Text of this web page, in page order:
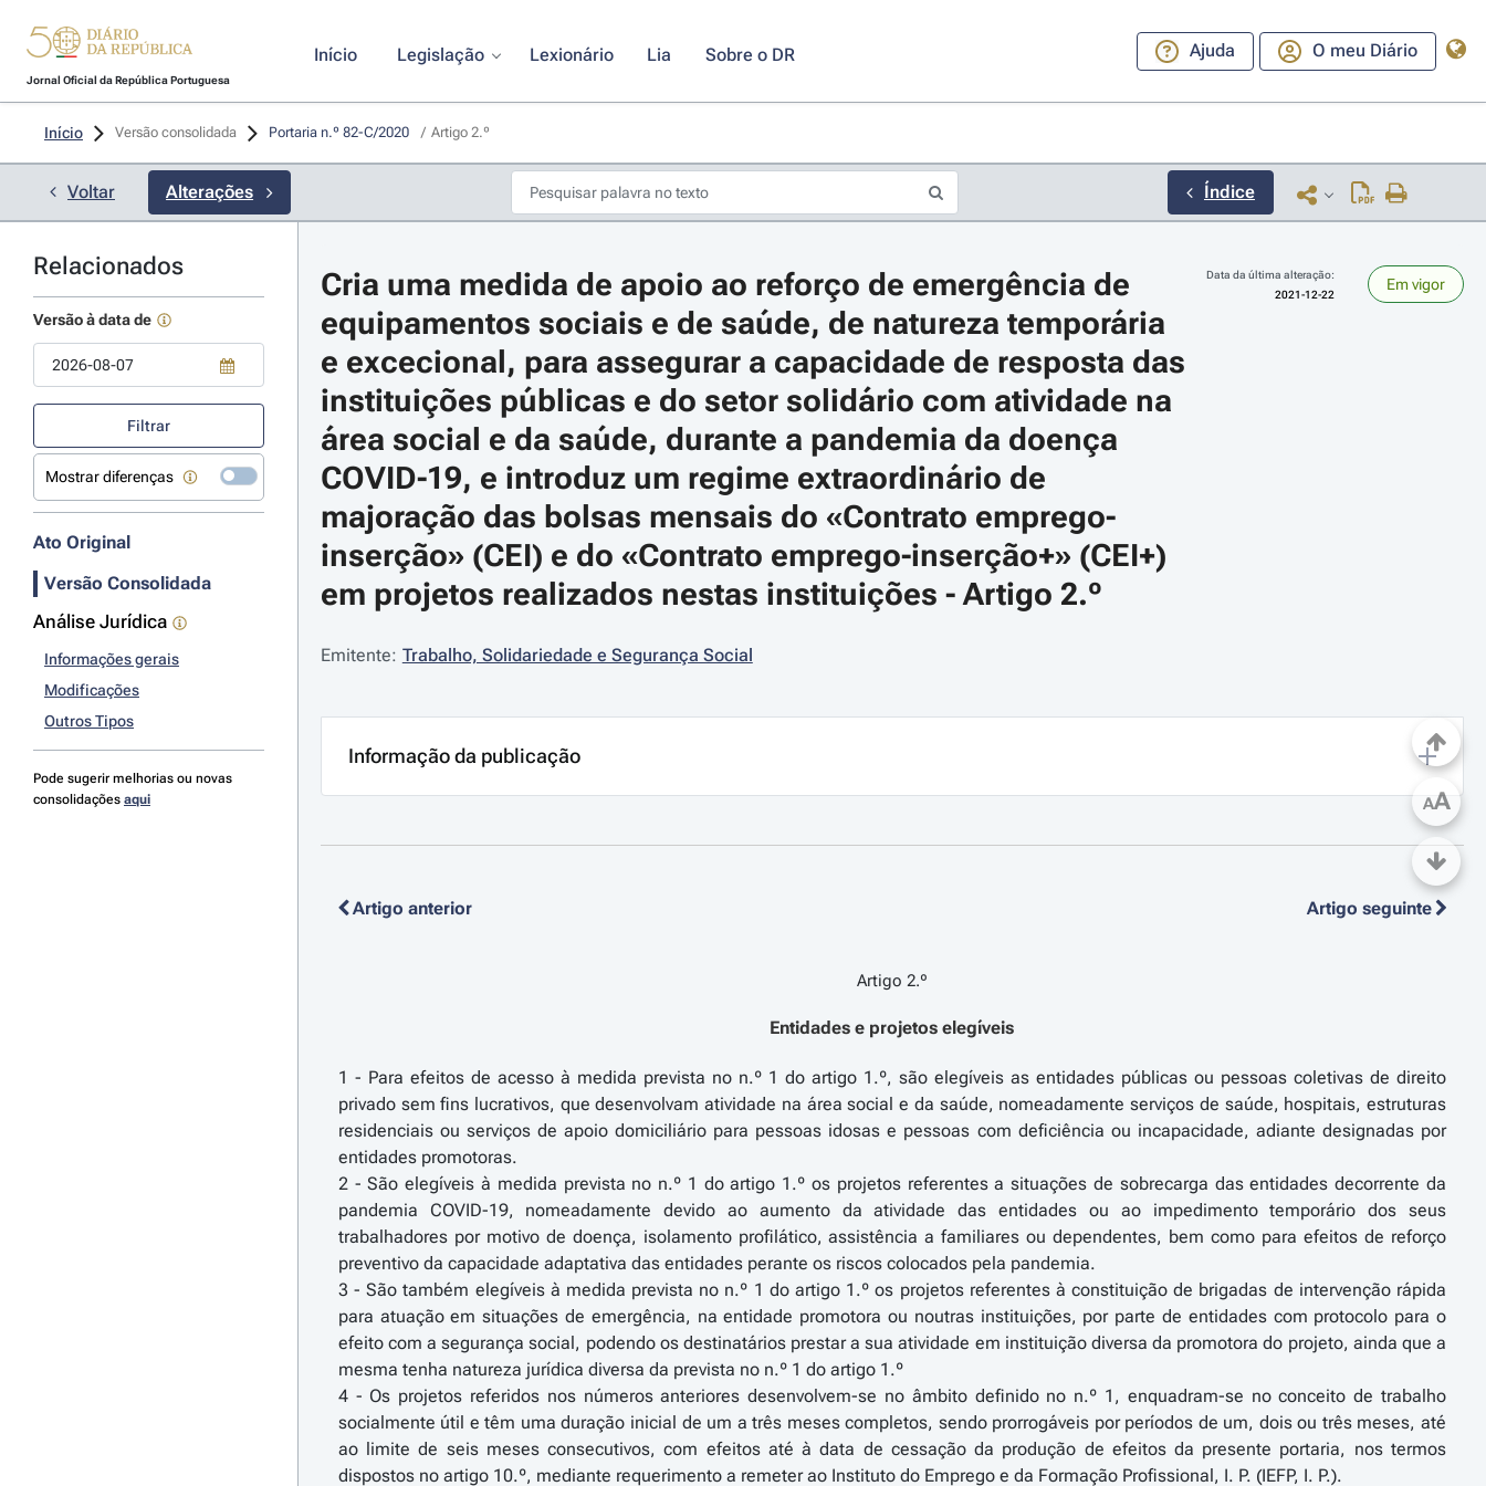
Jornal Oficial da República Portuguesa
Início Legislação Lexionário Lia Sobre o DR Ajuda O meu Diário
Início Versão consolidada Portaria n.º 82-C/2020 / Artigo 2.º
Voltar Alterações Índice
Relacionados
Versão à data de
Use a tecla de seta para baixo para abrir o calendário; Use as teclas de seta para navegar pelos dias do calendário; Use cmd ou ctrl + seta para a direita ou esquerda para navegar pelos meses; Use cmd ou ctrl +
Filtrar
Mostrar diferenças
Ato Original
Versão Consolidada
Análise Jurídica
Informações gerais
Modificações
Outros Tipos
Pode sugerir melhorias ou novas
consolidações aqui
Cria uma medida de apoio ao reforço de emergência de
equipamentos sociais e de saúde, de natureza temporária
e excecional, para assegurar a capacidade de resposta das
instituições públicas e do setor solidário com atividade na
área social e da saúde, durante a pandemia da doença
COVID-19, e introduz um regime extraordinário de
majoração das bolsas mensais do «Contrato emprego-
inserção» (CEI) e do «Contrato emprego-inserção+» (CEI+)
em projetos realizados nestas instituições - Artigo 2.º
Data da última alteração:
2021-12-22
Em vigor
Emitente: Trabalho, Solidariedade e Segurança Social
Informação da publicação
Artigo anterior Artigo seguinte
Artigo 2.º
Entidades e projetos elegíveis
1 - Para efeitos de acesso à medida prevista no n.º 1 do artigo 1.º, são elegíveis as entidades públicas ou pessoas coletivas de direito
privado sem fins lucrativos, que desenvolvam atividade na área social e da saúde, nomeadamente serviços de saúde, hospitais, estruturas
residenciais ou serviços de apoio domiciliário para pessoas idosas e pessoas com deficiência ou incapacidade, adiante designadas por
entidades promotoras.
2 - São elegíveis à medida prevista no n.º 1 do artigo 1.º os projetos referentes a situações de sobrecarga das entidades decorrente da
pandemia COVID-19, nomeadamente devido ao aumento da atividade das entidades ou ao impedimento temporário dos seus
trabalhadores por motivo de doença, isolamento profilático, assistência a familiares ou dependentes, bem como para efeitos de reforço
preventivo da capacidade adaptativa das entidades perante os riscos colocados pela pandemia.
3 - São também elegíveis à medida prevista no n.º 1 do artigo 1.º os projetos referentes à constituição de brigadas de intervenção rápida
para atuação em situações de emergência, na entidade promotora ou noutras instituições, por parte de entidades com protocolo para o
efeito com a segurança social, podendo os destinatários prestar a sua atividade em instituição diversa da promotora do projeto, ainda que a
mesma tenha natureza jurídica diversa da prevista no n.º 1 do artigo 1.º
4 - Os projetos referidos nos números anteriores desenvolvem-se no âmbito definido no n.º 1, enquadram-se no conceito de trabalho
socialmente útil e têm uma duração inicial de um a três meses completos, sendo prorrogáveis por períodos de um, dois ou três meses, até
ao limite de seis meses consecutivos, com efeitos até à data de cessação da produção de efeitos da presente portaria, nos termos
dispostos no artigo 10.º, mediante requerimento a remeter ao Instituto do Emprego e da Formação Profissional, I. P. (IEFP, I. P.).
AA